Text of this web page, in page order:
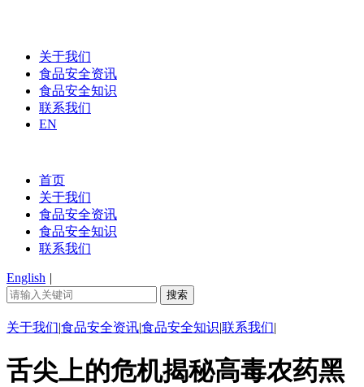
关于我们
食品安全资讯
食品安全知识
联系我们
EN
首页
关于我们
食品安全资讯
食品安全知识
联系我们
English |
关于我们|食品安全资讯|食品安全知识|联系我们|
舌尖上的危机揭秘高毒农药黑